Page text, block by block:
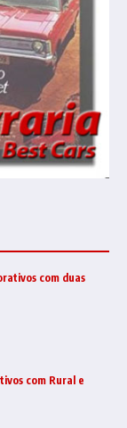
com duas
com Rural e